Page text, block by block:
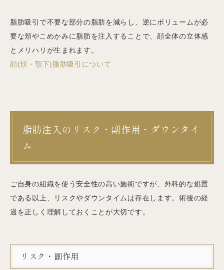
脂肪吸引で不要な部分の脂肪を減らし、逆にボリュームが必
要な頬やこめかみに脂肪を注入することで、顔全体の立体感
とメリハリが生まれます。
顔(頬・顎下)脂肪吸引について
脂肪注入のリスク・副作用・ダウンタイ
ム
ご自身の組織を使う安全性の高い施術ですが、外科的な処置
である以上、リスクやダウンタイムは存在します。術後の経
過を正しく理解しておくことが大切です。
リスク・副作用